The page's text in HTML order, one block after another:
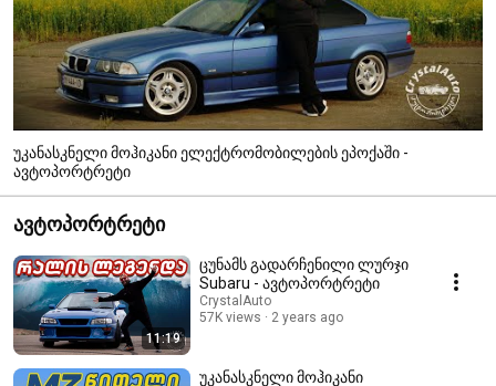
უკანასკნელი მოჰიკანი ელექტრომობილების ეპოქაში -
ავტოპორტრეტი
ავტოპორტრეტი
11:19
ცუნამს გადარჩენილი ლურჯი
Subaru - ავტოპორტრეტი
CrystalAuto
57K views
2 years ago
უკანასკნელი მოჰიკანი